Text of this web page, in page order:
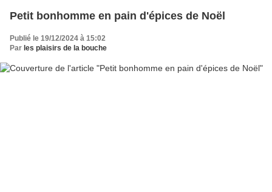
Petit bonhomme en pain d'épices de Noël
Publié le 19/12/2024 à 15:02
Par les plaisirs de la bouche